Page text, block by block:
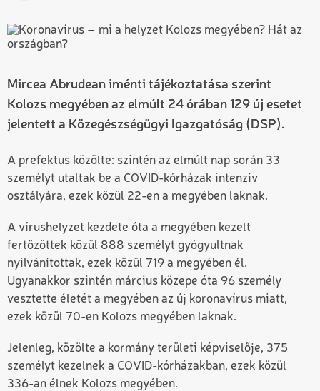
Mircea Abrudean iménti tájékoztatása szerint
Kolozs megyében az elmúlt 24 órában 129 új esetet
jelentett a Közegészségügyi Igazgatóság (DSP).
A prefektus közölte: szintén az elmúlt nap során 33
személyt utaltak be a COVID-kórházak intenzív
osztályára, ezek közül 22-en a megyében laknak.
A vírushelyzet kezdete óta a megyében kezelt
fertőzöttek közül 888 személyt gyógyultnak
nyilvánítottak, ezek közül 719 a megyében él.
Ugyanakkor szintén március közepe óta 96 személy
vesztette életét a megyében az új koronavírus miatt,
ezek közül 70-en Kolozs megyében laknak.
Jelenleg, közölte a kormány területi képviselője, 375
személyt kezelnek a COVID-kórházakban, ezek közül
336-an élnek Kolozs megyében.